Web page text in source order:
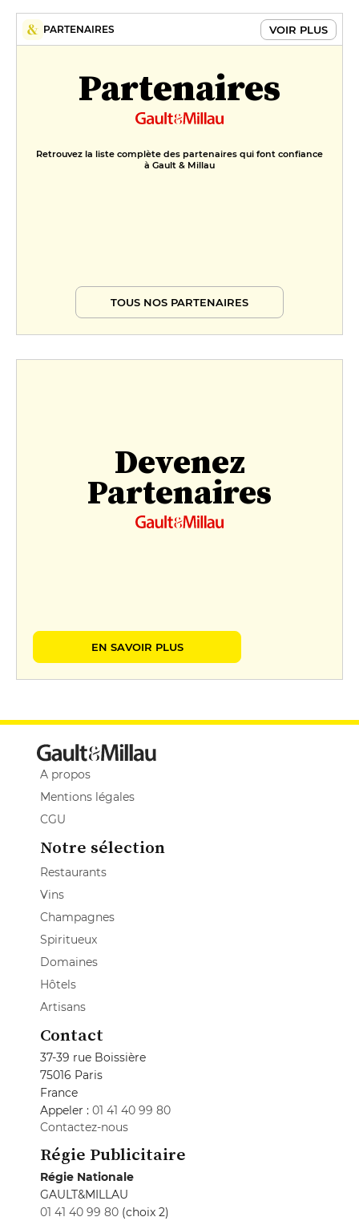
PARTENAIRES VOIR PLUS
Partenaires
Retrouvez la liste complète des partenaires qui font confiance
à Gault & Millau
TOUS NOS PARTENAIRES
Devenez
Partenaires
EN SAVOIR PLUS
A propos
Mentions légales
CGU
Notre sélection
Restaurants
Vins
Champagnes
Spiritueux
Domaines
Hôtels
Artisans
Contact
37-39 rue Boissière
75016 Paris
France
Appeler : 01 41 40 99 80
Contactez-nous
Régie Publicitaire
Régie Nationale
GAULT&MILLAU
01 41 40 99 80 (choix 2)